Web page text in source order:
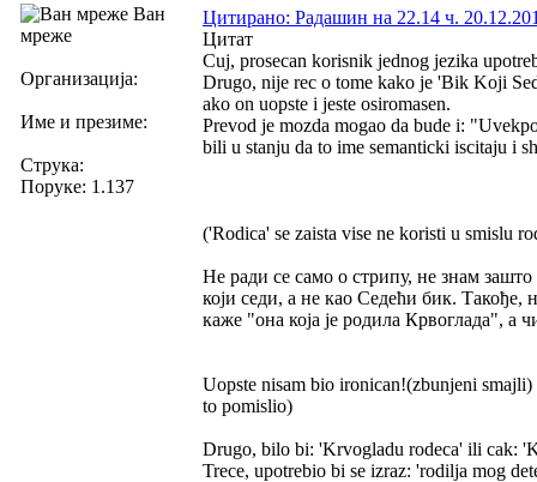
Ван
мреже
Организација:
Име и презиме:
Струка:
Поруке: 1.137
Цитирано: Радашин на 22.14 ч.
Цитат
Cuj, prosecan korisnik jednog jezika
Drugo, nije rec o tome kako je 'Bik Koji
ako on uopste i jeste osiromasen.
Prevod je mozda mogao da bude i:
bili u stanju da to ime semanticki iscitaju i
('Rodica' se zaista vise ne koristi u smislu
Не ради се само о стрипу, не знам
који седи, а не као Седећи бик. Такође,
каже "она која је родила Крвоглада", а
Uopste nisam bio ironican!(zbunjeni
to pomislio)
Drugo, bilo bi: 'Krvogladu rodeca' ili cak:
Trece, upotrebio bi se izraz: 'rodilja mog